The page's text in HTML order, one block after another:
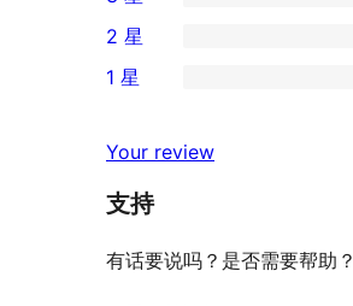
星
评
条
4
星
价
0
条
3
评
价
条
星
评
2 星
1
星
价
1 星
Your review
支持
有话要说吗？是否需要帮助？